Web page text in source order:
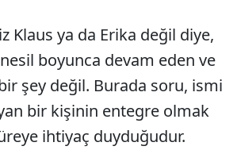
Klaus ya da Erika değil diye,
boyunca devam eden ve
şey değil. Burada soru, ismi
bir kişinin entegre olmak
ihtiyaç duyduğudur.